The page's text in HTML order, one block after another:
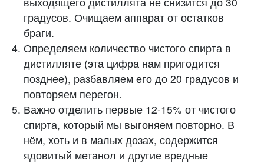
градусов. Очищаем аппарат от остатков
браги.
Определяем количество чистого спирта в
дистилляте (эта цифра нам пригодится
позднее), разбавляем его до 20 градусов и
повторяем перегон.
Важно отделить первые 12-15% от чистого
спирта, который мы выгоняем повторно. В
нём, хоть и в малых дозах, содержится
ядовитый метанол и другие вредные